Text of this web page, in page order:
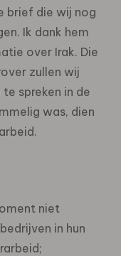
brief die wij nog
Ik dank hem
over Irak. Die
zullen wij
spreken in de
was, dien
niet
in hun